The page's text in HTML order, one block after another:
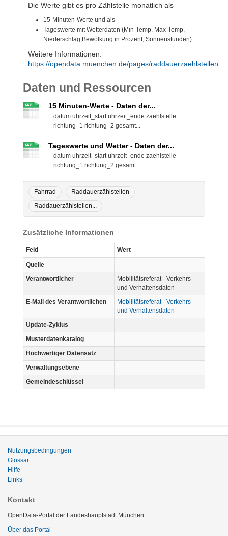
Die Werte gibt es pro Zählstelle monatlich als
15-Minuten-Werte und als
Tageswerte mit Wetterdaten (Min-Temp, Max-Temp,
Niederschlag,Bewölkung in Prozent, Sonnenstunden)
Weitere Informationen:
https://opendata.muenchen.de/pages/raddauerzaehlstellen
Daten und Ressourcen
15 Minuten-Werte - Daten der...
datum uhrzeit_start uhrzeit_ende zaehlstelle
richtung_1 richtung_2 gesamt...
Tageswerte und Wetter - Daten der...
datum uhrzeit_start uhrzeit_ende zaehlstelle
richtung_1 richtung_2 gesamt...
Fahrrad
Raddauerzählstellen
Raddauerzählstellen...
Zusätzliche Informationen
Feld Wert
Quelle
Verantwortlicher
Mobilitätsreferat - Verkehrs-
und Verhaltensdaten
E-Mail des Verantwortlichen
Mobilitätsreferat - Verkehrs-
und Verhaltensdaten
Update-Zyklus
Musterdatenkatalog
Hochwertiger Datensatz
Verwaltungsebene
Gemeindeschlüssel
Nutzungsbedingungen
Glossar
Hilfe
Links
Kontakt
OpenData-Portal der Landeshauptstadt München
Über das Portal